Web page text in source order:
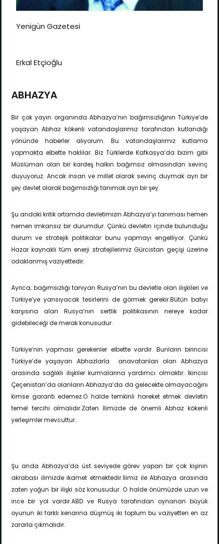
Yenigün Gazetesi
Erkal Etçioğlu
ABHAZYA
Bir çok yayın organında Abhazya’nın bağımsızlığının Türkiye’de
yaşayan Abhaz kökenli vatandaşlarımız tarafından kutlandığı
yönünde haberler alıyorum. Bu vatandaşlarımız kutlama
yapmakta elbette haklılar. Biz Türklerde Kafkasya’da bizim gibi
Müslüman olan bir kardeş halkın bağımsız olmasından sevinç
duyuyoruz. Ancak insan ve millet olarak sevinç duymak ayrı bir
şey devlet olarak bağımsızlığı tanımak ayrı bir şey.
Şu andaki kritik ortamda devletimizin Abhazya’yı tanıması hemen
hemen imkansız bir durumdur. Çünkü devletin içinde bulunduğu
durum ve stratejik politikalar bunu yapmayı engelliyor. Çünkü
Hazar kaynaklı tüm enerji stratejilerimiz Gürcistan geçişi üzerine
odaklanmış vaziyettedir.
Ayrıca; bağımsızlığı tanıyan Rusya’nın bu devletle olan ilişkileri ve
Türkiye’ye yansıyacak tesirlerini de görmek gerekir.Bütün batıyı
karşısına alan Rusya’nın sertlik politikasının nereye kadar
gidebileceği de merak konusudur.
Türkiye’nin yapması gerekenler elbette vardır. Bunların birincisi
Türkiye’de yaşayan Abhazlarla anavatanları olan Abhazya
arasında sağlıklı ilişkiler kurmalarına yardımcı olmaktır. İkincisi
Çeçenistan’da olanların Abhazya’da da gelecekte olmayacağını
kimse garanti edemez.O halde temkinli hareket etmek devletin
temel tercihi olmalıdır.Zaten İlimizde de önemli Abhaz kökenli
yerleşimler mevcuttur..
Şu anda Abhazya’da üst seviyede görev yapan bir çok kişinin
akrabası ilimizde ikamet etmektedir.İlimiz ile Abhazya arasında
zaten yoğun bir ilişki söz konusudur. O halde önümüzde uzun ve
ince bir yol vardır.ABD ve Rusya tarafından oynanan büyük
oyunun iki farklı kenarına düşmüş iki toplum bu vaziyetten en az
zararla çıkmalıdır.